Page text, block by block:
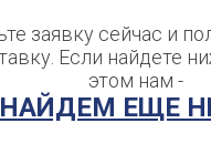
заявку сейчас и
Если найдете
этом нам -
НАЙДЕМ ЕЩЕ